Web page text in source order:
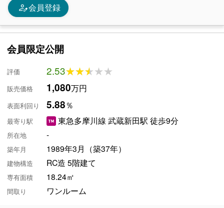
person_edit会員登録
会員限定公開
評価 2.53★★★★★
★★★★★
販売価格 1,080万円
表面利回り 5.88％
最寄り駅 東急多摩川線 武蔵新田駅 徒歩9分
所在地 -
築年月 1989年3月（築37年）
建物構造 RC造 5階建て
専有面積 18.24㎡
間取り ワンルーム